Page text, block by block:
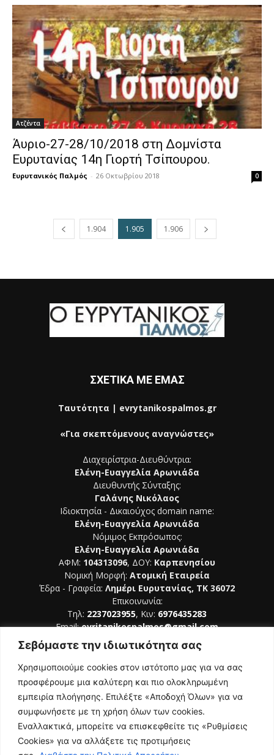
Σεβόμαστε την ιδιωτικότητα σας
Χρησιμοποιούμε cookies στον ιστότοπο μας για να σας
προσφέρουμε μια καλύτερη και πιο ολοκληρωμένη
εμπειρία πλοήγησης. Επιλέξτε «Αποδοχή Όλων» για να
συμφωνήσετε με τη χρήση όλων των cookies.
Εναλλακτικά, μπορείτε να επισκεφθείτε τις «Ρυθμίσεις
Cookies» για να αλλάξετε τις προτιμήσεις
Ατζέντα
Άυριο-27-28/10/2018 στη Δομνίστα
Ευρυτανίας 14η Γιορτή Τσίπουρου.
Ευρυτανικός Παλμός - 26 Οκτωβρίου 2018 0
1.904 1.905 1.906
ΣΧΕΤΙΚΑ ΜΕ ΕΜΑΣ
Ταυτότητα | evrytanikospalmos.gr
«Για σκεπτόμενους αναγνώστες»
Διαχειρίστρια-Διευθύντρια:
Ελένη-Ευαγγελία Αρωνιάδα
Διευθυντής Σύνταξης:
Γαλάνης Νικόλαος
Ιδιοκτησία - Δικαιούχος domain name:
Ελένη-Ευαγγελία Αρωνιάδα
Νόμιμος Εκπρόσωπος:
Ελένη-Ευαγγελία Αρωνιάδα
ΑΦΜ: 104313096, ΔΟΥ: Καρπενησίου
Νομική Μορφή: Ατομική Εταιρεία
Έδρα - Γραφεία: Λημέρι Ευρυτανίας, ΤΚ 36072
Επικοινωνία:
Τηλ: 2237023955, Κιν: 6976435283
Email:evritanikospalmos@gmail.com
Αριθμός Πιστοποίησης Μ.Η.Τ. 242044
ΑΚΟΛΟΥΘΗΣΕ ΜΑΣ